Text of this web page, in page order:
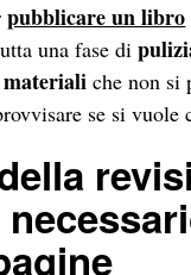
pubblicare un libro
una fase di
che non si
se si vuole